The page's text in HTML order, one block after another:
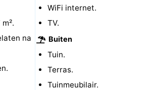
na
WiFi internet.
TV.
Buiten
Tuin.
Terras.
Tuinmeubilair.